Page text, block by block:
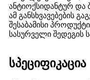
ანტიოქსიდანტურ და
ამ განსხვავებების
შესაბამისი
სასურველი შედეგის
სპეციფიკაცია